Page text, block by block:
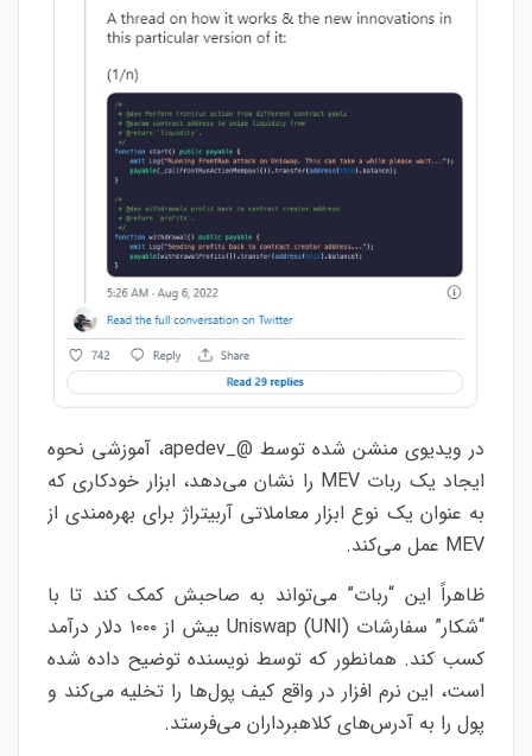
در ویدیوی منشن شده توسط @_apedev، آموزشی نحوه
ایجاد یک ربات MEV را نشان می‌دهد، ابزار خودکاری که
به عنوان یک نوع ابزار معاملاتی آربیتراژ برای بهره‌مندی از
MEV عمل می‌کند.
ظاهراً این “ربات” می‌تواند به صاحبش کمک کند تا با
“شکار” سفارشات Uniswap (UNI) بیش از ۱۰۰۰ دلار درآمد
کسب کند. همانطور که توسط نویسنده توضیح داده شده
است، این نرم افزار در واقع کیف پول‌ها را تخلیه می‌کند و
پول را به آدرس‌های کلاهبرداران می‌فرستد.